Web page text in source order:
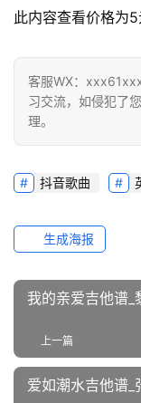
此内容查看价格为5
客服WX：
习交流，如侵犯了
理。
抖音歌曲
生成海报
我的亲爱吉他谱_
上一篇
爱如潮水吉他谱_